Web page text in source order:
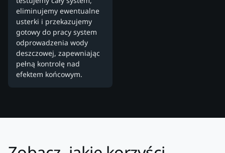
eliminujemy ewentualne
usterki i przekazujemy
gotowy do pracy system
odprowadzenia wody
deszczowej, zapewniając
pełną kontrolę nad
efektem końcowym.